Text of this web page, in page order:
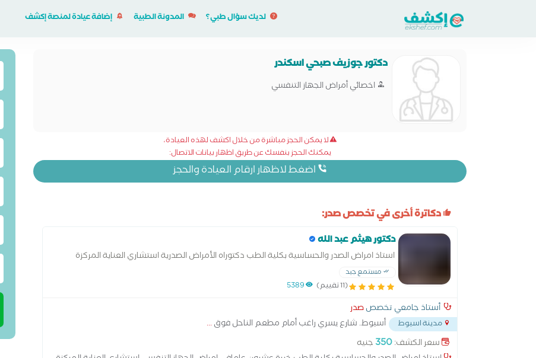
لديك سؤال طبي؟ المدونة الطبية إضافة عيادة لمنصة إكشف
دكتور جوزيف صبحي اسكندر
اخصائي أمراض الجهاز التنفسي
لا يمكن الحجز مباشرة من خلال اكشف لهذه العيادة،
يمكنك الحجز بنفسك عن طريق اظهار بيانات الاتصال:
اضغط لاظهار ارقام العيادة والحجز
دكاترة أخرى في تخصص صدر:
دكتور هيثم عبد الله
استاذ امراض الصدر والحساسية بكلية الطب دكتوراه الأمراض الصدرية استشاري العناية المركزة
والمناظير
مستمع جيد
(11 تقييم) 5389
أستاذ جامعي تخصصصدر
مدينة اسيوط أسيوط. شارع يسري راغب أمام مطعم الناحل فوق...
سعر الكشف:350 جنيه